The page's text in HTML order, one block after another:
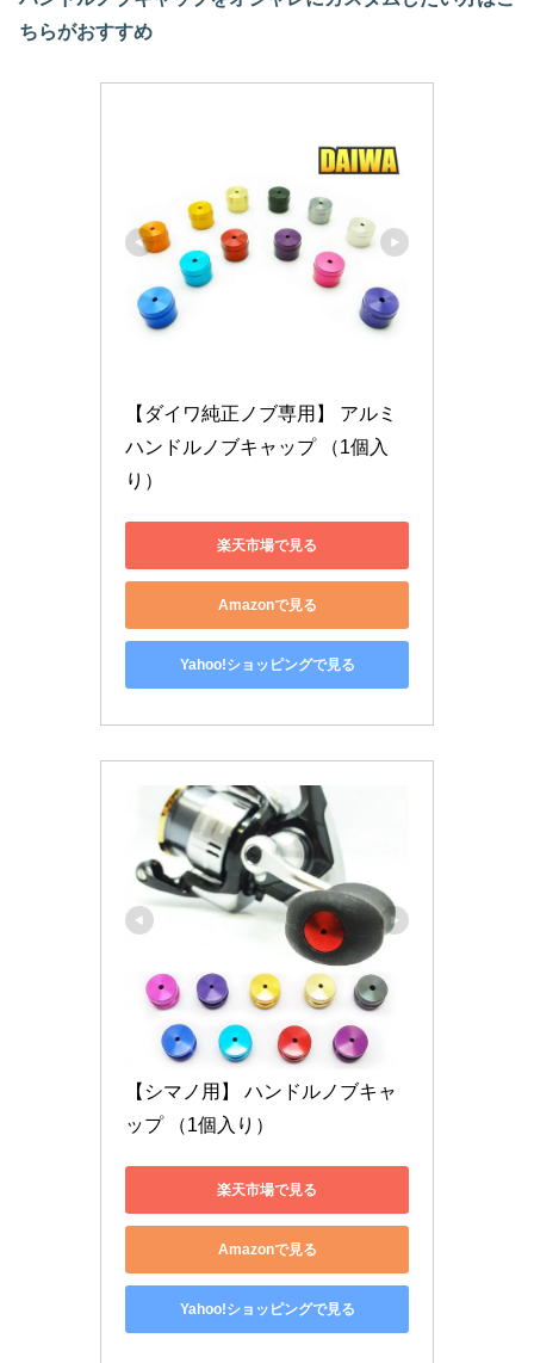
ちらがおすすめ
【ダイワ純正ノブ専用】 アルミ
ハンドルノブキャップ （1個入
り）
楽天市場で見る
Amazonで見る
Yahoo!ショッピングで見る
【シマノ用】 ハンドルノブキャ
ップ （1個入り）
楽天市場で見る
Amazonで見る
Yahoo!ショッピングで見る